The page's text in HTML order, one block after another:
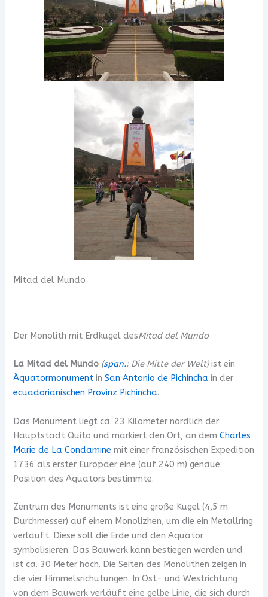
Mitad del Mundo
Der Monolith mit Erdkugel desMitad del Mundo
La Mitad del Mundo (span.: Die Mitte der Welt)ist ein
Äquatormonument inSan Antonio de Pichincha in der
ecuadorianischen Provinz Pichincha.
Das Monument liegt ca. 23 Kilometer nördlich der
Hauptstadt Quito und markiert den Ort, an demCharles
Marie de La Condamine mit einer französischen Expedition
1736 als erster Europäer eine (auf 240 m) genaue
Position des Äquators bestimmte.
Zentrum des Monuments ist eine große Kugel (4,5 m
Durchmesser) auf einem Monolizhen, um die ein Metallring
verläuft. Diese soll die Erde und den Äquator
symbolisieren. Das Bauwerk kann bestiegen werden und
ist ca. 30 Meter hoch. Die Seiten des Monolithen zeigen in
die vier Himmelsrichutungen. In Ost- und Westrichtung
von dem Bauwerk verläuft eine gelbe Linie, die sich durch